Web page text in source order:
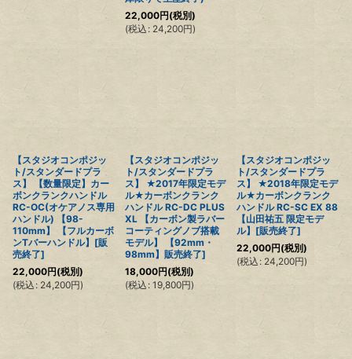
22,000円(税別)
(税込 : 24,200円)
【スタジオコンポジッ
ト/スタンダードプラ
ス】 【数量限定】カー
ボンクランクハンドル
RC-OC(オケアノス専用
ハンドル) 【98-
110mm】 【フルカーボ
ンTバーハンドル】[販
売終了]
22,000円(税別)
(税込 : 24,200円)
【スタジオコンポジッ
ト/スタンダードプラ
ス】 ★2017年限定モデ
ル★カーボンクランク
ハンドル RC-DC PLUS
XL 【カーボン製ラバー
コーティングノブ搭載
モデル】 【92mm・
98mm】販売終了]
18,000円(税別)
(税込 : 19,800円)
【スタジオコンポジッ
ト/スタンダードプラ
ス】 ★2018年限定モデ
ル★カーボンクランク
ハンドル RC-SC EX 88
【山田祐五 限定モデ
ル】[販売終了]
22,000円(税別)
(税込 : 24,200円)